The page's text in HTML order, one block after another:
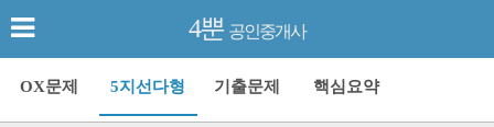
4뿐 공인중개사
OX문제 5지선다형 기출문제 핵심요약